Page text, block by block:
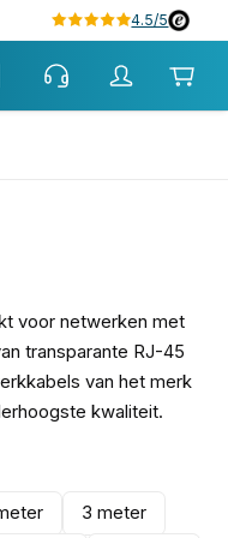
4.5/5
voor netwerken met
transparante RJ-45
van het merk
kwaliteit.
3 meter